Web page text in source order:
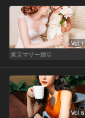
Vol.1
東京マザー婚活
Vol.6